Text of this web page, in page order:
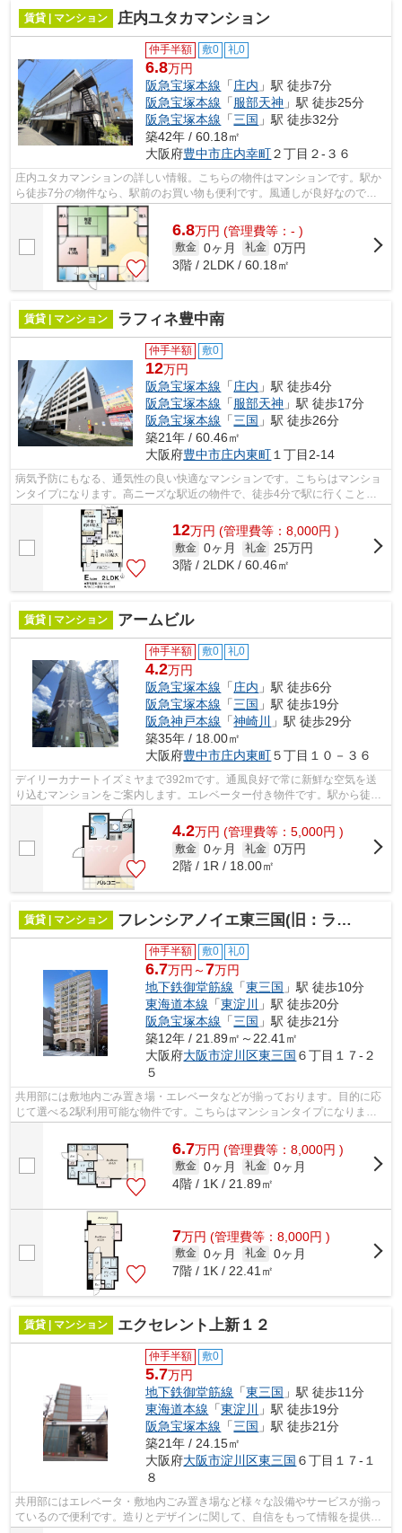
賃貸 | マンション 庄内ユタカマンション
仲手半額 敷0 礼0
6.8万円
阪急宝塚本線 「庄内 」駅 徒歩7分
阪急宝塚本線 「服部天神 」駅 徒歩25分
阪急宝塚本線 「三国 」駅 徒歩32分
築42年 / 60.18㎡
大阪府豊中市庄内幸町２丁目２-３６
庄内ユタカマンションの詳しい情報。こちらの物件はマンションです。駅か
ら徒歩7分の物件なら、駅前のお買い物も便利です。風通しが良好なので、
いつでも新鮮な空気がはいってきます。...
6.8万円 (管理費等：- )
敷金 0ヶ月 礼金 0万円
3階 / 2LDK / 60.18㎡
賃貸 | マンション ラフィネ豊中南
仲手半額 敷0
12万円
阪急宝塚本線 「庄内 」駅 徒歩4分
阪急宝塚本線 「服部天神 」駅 徒歩17分
阪急宝塚本線 「三国 」駅 徒歩26分
築21年 / 60.46㎡
大阪府豊中市庄内東町 １丁目2-14
病気予防にもなる、通気性の良い快適なマンションです。こちらはマンショ
ンタイプになります。高ニーズな駅近の物件で、徒歩4分で駅に行くことが
できます。様々な場所へのアクセスが便...
12万円 (管理費等：8,000円 )
敷金 0ヶ月 礼金 25万円
3階 / 2LDK / 60.46㎡
賃貸 | マンション アームビル
仲手半額 敷0 礼0
4.2万円
阪急宝塚本線 「庄内 」駅 徒歩6分
阪急宝塚本線 「三国 」駅 徒歩19分
阪急神戸本線 「神崎川 」駅 徒歩29分
築35年 / 18.00㎡
大阪府豊中市庄内東町５丁目１０－３６
デイリーカナートイズミヤまで392mです。通風良好で常に新鮮な空気を送
り込むマンションをご案内します。エレベーター付き物件です。駅から徒歩
6分に立地する物件です。できるだけ早め...
4.2万円 (管理費等：5,000円 )
敷金 0ヶ月 礼金 0万円
2階 / 1R / 18.00㎡
賃貸 | マンション フレンシアノイエ東三国(旧：ラグゼ東三国Ⅰ)
仲手半額 敷0 礼0
6.7万円～7万円
地下鉄御堂筋線 「東三国 」駅 徒歩10分
東海道本線 「東淀川
」駅 徒歩20分
阪急宝塚本線 「三国 」駅 徒歩21分
築12年 / 21.89㎡～22.41㎡
大阪府大阪市淀川区東三国 ６丁目１７-２
５
共用部には敷地内ごみ置き場・エレベータなどが揃っております。目的に応
じて選べる2駅利用可能な物件です。こちらはマンションタイプになりま
6.7万円 (管理費等：8,000円 )
敷金 0ヶ月 礼金 0ヶ月
4階 / 1K / 21.89㎡
7万円 (管理費等：8,000円 )
敷金 0ヶ月 礼金 0ヶ月
7階 / 1K / 22.41㎡
賃貸 | マンション エクセレント上新１２
仲手半額 敷0
5.7万円
地下鉄御堂筋線 「東三国 」駅 徒歩11分
東海道本線 「東淀川
」駅 徒歩19分
阪急宝塚本線 「三国 」駅 徒歩21分
築21年 / 24.15㎡
大阪府大阪市淀川区東三国 ６丁目１７-１
８
共用部にはエレベータ・敷地内ごみ置き場など様々な設備やサービスが揃っ
ているので便利です。造りとデザインに関して、自信をもって情報を提供で